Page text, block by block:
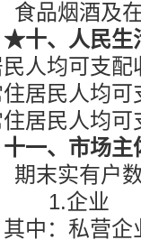
食品烟酒及
★十、人民生
民人均可支配
居民人均可
居民人均可
十一、市场主
期末实有户
1.企业
其中：私营企